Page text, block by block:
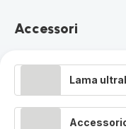
Accessori
Lama